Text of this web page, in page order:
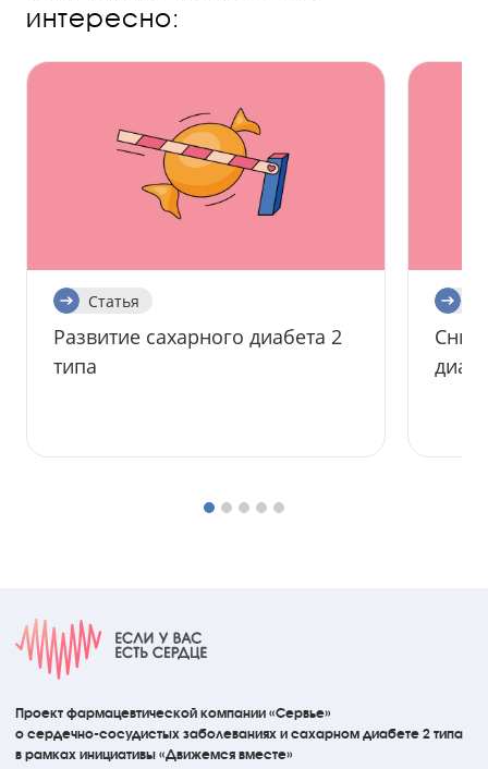
интересно:
Статья
Развитие сахарного диабета 2
типа
Проект фармацевтической компании «Сервье»
о сердечно-сосудистых заболеваниях и сахарном диабете 2 типа
в рамках инициативы «Движемся вместе»